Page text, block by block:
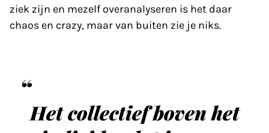
ziek zijn en mezelf overanalyseren is het daar
chaos en crazy, maar van buiten zie je niks.
Het collectief boven het